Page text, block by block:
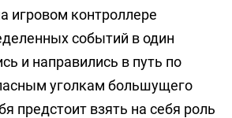
игровом контроллере
событий в один
и направились в путь по
уголкам большущего
предстоит взять на себя роль